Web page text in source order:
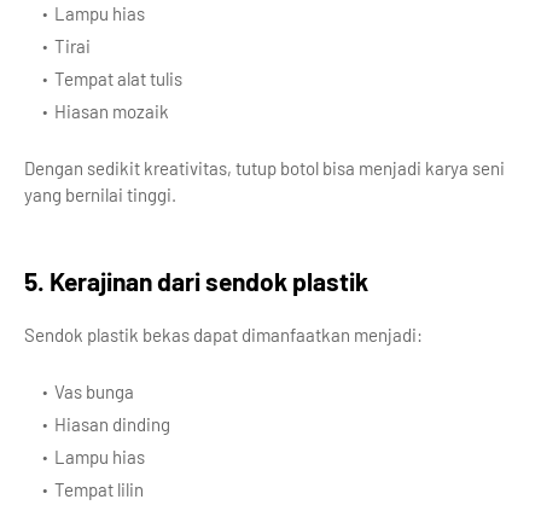
Lampu hias
Tirai
Tempat alat tulis
Hiasan mozaik
Dengan sedikit kreativitas, tutup botol bisa menjadi karya seni
yang bernilai tinggi.
5. Kerajinan dari sendok plastik
Sendok plastik bekas dapat dimanfaatkan menjadi:
Vas bunga
Hiasan dinding
Lampu hias
Tempat lilin